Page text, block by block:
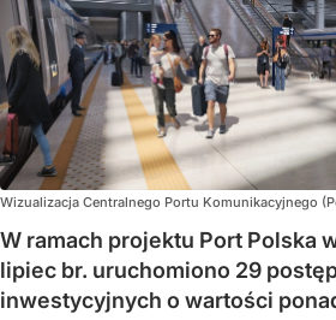
Wizualizacja Centralnego Portu Komunikacyjnego
W ramach projektu Port Polska
lipiec br. uruchomiono 29
inwestycyjnych o wartości